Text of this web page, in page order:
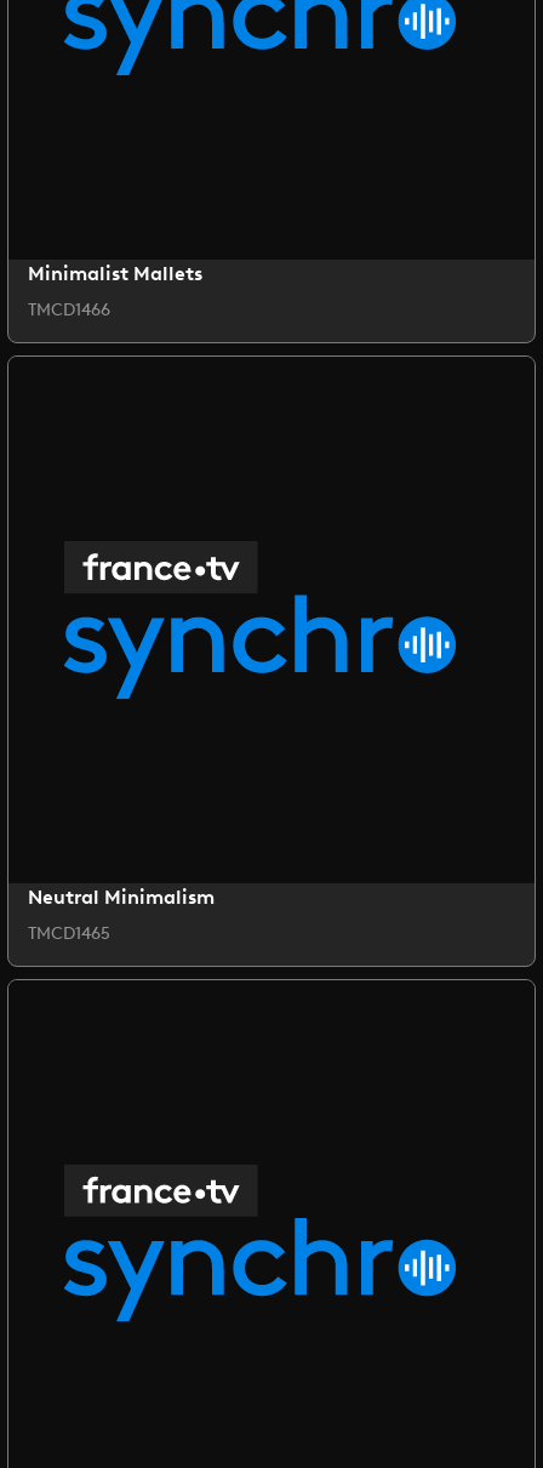
Minimalist Mallets
TMCD1466
Neutral Minimalism
TMCD1465